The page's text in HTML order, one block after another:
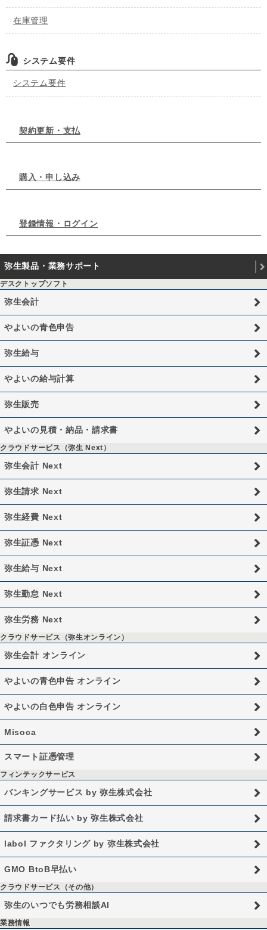
在庫管理
システム要件
システム要件
契約更新・支払
購入・申し込み
登録情報・ログイン
弥生製品・業務サポート
デスクトップソフト
弥生会計
やよいの青色申告
弥生給与
やよいの給与計算
弥生販売
やよいの見積・納品・請求書
クラウドサービス（弥生 Next）
弥生会計 Next
弥生請求 Next
弥生経費 Next
弥生証憑 Next
弥生給与 Next
弥生勤怠 Next
弥生労務 Next
クラウドサービス（弥生オンライン）
弥生会計 オンライン
やよいの青色申告 オンライン
やよいの白色申告 オンライン
Misoca
スマート証憑管理
フィンテックサービス
バンキングサービス by 弥生株式会社
請求書カード払い by 弥生株式会社
labol ファクタリング by 弥生株式会社
GMO BtoB早払い
クラウドサービス（その他）
弥生のいつでも労務相談AI
業務情報